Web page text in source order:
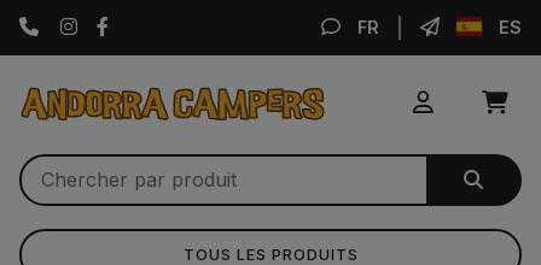
Instagram FR ES
TOUS LES PRODUITS